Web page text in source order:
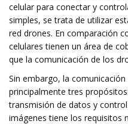
celular para conectar y
simples, se trata de utilizar
red drones. En comparación
celulares tienen un área de
que la comunicación de los
Sin embargo, la
principalmente tres
transmisión de datos y
imágenes tiene los requisitos